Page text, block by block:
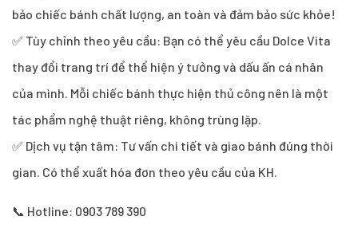
bảo chiếc bánh chất lượng, an toàn và đảm bảo sức khỏe!
✅ Tùy chỉnh theo yêu cầu: Bạn có thể yêu cầu Dolce Vita
thay đổi trang trí để thể hiện ý tưởng và dấu ấn cá nhân
của mình. Mỗi chiếc bánh thực hiện thủ công nên là một
tác phẩm nghệ thuật riêng, không trùng lặp.
✅ Dịch vụ tận tâm: Tư vấn chi tiết và giao bánh đúng thời
gian. Có thể xuất hóa đơn theo yêu cầu của KH.
📞 Hotline: 0903 789 390